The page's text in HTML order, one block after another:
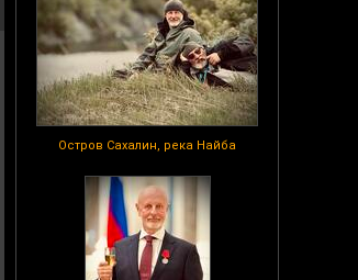
Остров Сахалин, река Найба